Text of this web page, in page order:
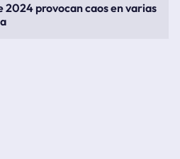
2024 provocan caos en varias